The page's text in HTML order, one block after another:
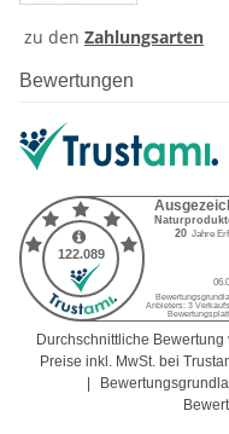
zu den Zahlungsarten
Bewertungen
Durchschnittliche
Preise inkl. MwSt. bei